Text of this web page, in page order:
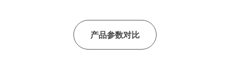
产品参数对比